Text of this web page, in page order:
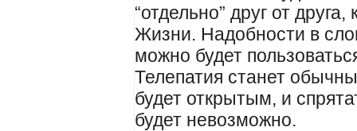
“отдельно” друг от
Жизни. Надобности в
можно будет
Телепатия станет
будет открытым, и
будет невозможно.